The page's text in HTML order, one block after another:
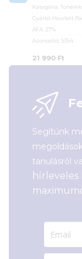
Kategória:Tonerek
Gyártó: Hewlett
ÁFA: 27%
Azonosító: 5354
21 990 Ft
Segítünk
tanulásról
hírleveles